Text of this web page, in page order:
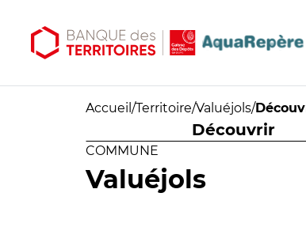
Accueil /Territoire/Valuéjols/
Découvrir
COMMUNE
Valuéjols